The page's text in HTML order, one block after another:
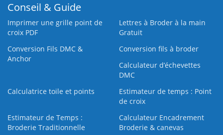
Conseil & Guide
Imprimer une grille point de
croix PDF
Lettres à Broder à la main
Gratuit
Conversion Fils DMC &
Anchor
Conversion fils à broder
Calculateur d’échevettes
DMC
Calculatrice toile et points
Estimateur de temps : Point
de croix
Estimateur de Temps :
Broderie Traditionnelle
Calculateur Encadrement
Broderie & canevas